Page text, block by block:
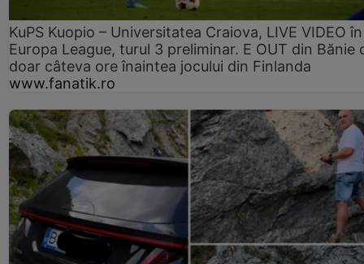
KuPS Kuopio – Universitatea Craiova, LIVE VIDEO în
Europa League, turul 3 preliminar. E OUT din Bănie
doar câteva ore înaintea jocului din Finlanda
www.fanatik.ro